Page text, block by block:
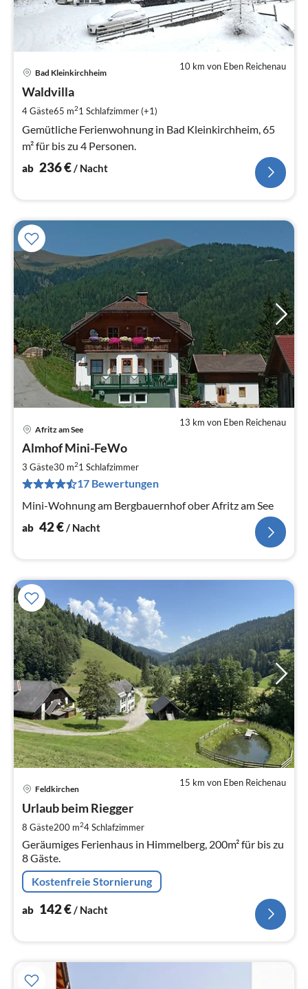
10 km von Eben Reichenau
Bad Kleinkirchheim
Waldvilla
4 Gäste65 m21 Schlafzimmer (+1)
Gemütliche Ferienwohnung in Bad Kleinkirchheim, 65
m² für bis zu 4 Personen.
ab 236€/ Nacht
13 km von Eben Reichenau
Afritz am See
Almhof Mini-FeWo
3 Gäste30 m21 Schlafzimmer
17 Bewertungen
Mini-Wohnung am Bergbauernhof ober Afritz am See
ab 42€/ Nacht
15 km von Eben Reichenau
Feldkirchen
Urlaub beim Riegger
8 Gäste200 m24Schlafzimmer
Geräumiges Ferienhaus in Himmelberg, 200m² für bis zu
8 Gäste.
Kostenfreie Stornierung
ab 142€ / Nacht